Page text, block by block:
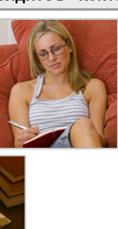
Партнер-север
Пражский
экспресс
Районка-West
Рецепты здоровья